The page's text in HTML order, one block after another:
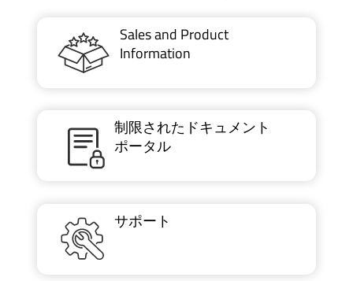
Sales and Product
Information
制限されたドキュメント
ポータル
サポート